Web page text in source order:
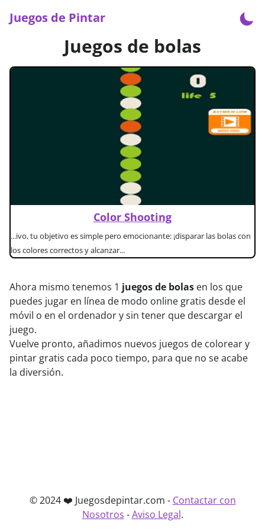
Juegos de Pintar
Juegos de bolas
Color Shooting
...ivo, tu objetivo es simple pero emocionante: ¡disparar las bolas con
los colores correctos y alcanzar...
Ahora mismo tenemos 1 juegos de bolas en los que
puedes jugar en línea de modo online gratis desde el
móvil o en el ordenador y sin tener que descargar el
juego.
Vuelve pronto, añadimos nuevos juegos de colorear y
pintar gratis cada poco tiempo, para que no se acabe
la diversión.
© 2024 ❤️ Juegosdepintar.com - Contactar con
Nosotros -Aviso Legal.